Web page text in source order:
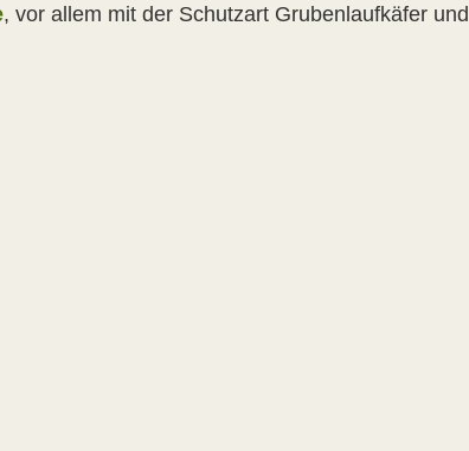
, vor allem mit der Schutzart Grubenlaufkäfer und